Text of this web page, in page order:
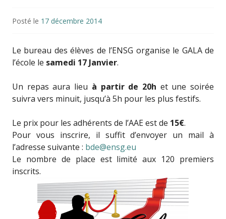
Posté le 17 décembre 2014
Le bureau des élèves de l’ENSG organise le GALA de
l’école le samedi 17 Janvier.
Un repas aura lieu à partir de 20h et une soirée
suivra vers minuit, jusqu’à 5h pour les plus festifs.
Le prix pour les adhérents de l’AAE est de 15€.
Pour vous inscrire, il suffit d’envoyer un mail à
l’adresse suivante : bde@ensg.eu
Le nombre de place est limité aux 120 premiers
inscrits.